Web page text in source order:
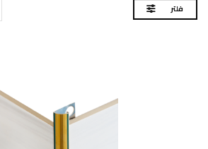
فلتر